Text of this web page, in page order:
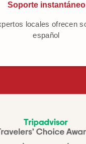
Soporte instantáneo
locales ofrecen
español